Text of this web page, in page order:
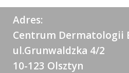
Adres:
Centrum Dermatologii
ul.Grunwaldzka 4/2
10-123 Olsztyn